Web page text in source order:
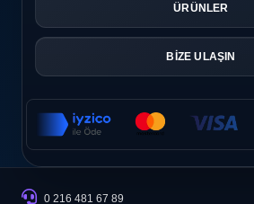
ÜRÜNLER
BİZE ULAŞIN
0 216 481 67 89